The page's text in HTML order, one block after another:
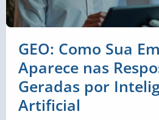
GEO: Como Sua
Aparece nas
Geradas por
Artificial